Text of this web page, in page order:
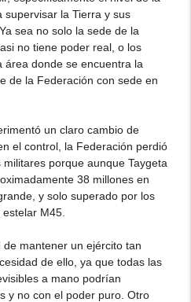
supervisar la Tierra y sus
sea no solo la sede de la
no tiene poder real, o los
área donde se encuentra la
de la Federación con sede en
un claro cambio de
el control, la Federación perdió
porque aunque Taygeta
38 millones en
y solo superado por los
M45.
mantener un ejército tan
de ello, ya que todas las
a mano podrían
y no con el poder puro. Otro